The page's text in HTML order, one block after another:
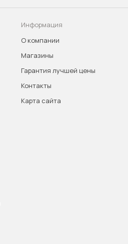
Информация
О компании
Магазины
Гарантия лучшей цены
Контакты
Карта сайта